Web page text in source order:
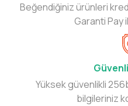
Beğendiğiniz ürünleri
Garanti Pay
Yüksek güvenlikli
bilgileriniz